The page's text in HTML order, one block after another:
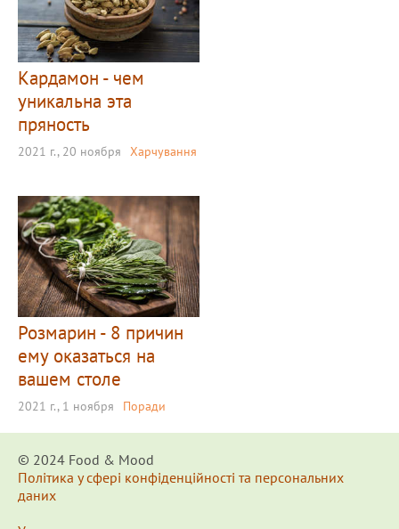
Кардамон - чем
уникальна эта
пряность
2021 г., 20 ноября Харчування
Розмарин - 8 причин
ему оказаться на
вашем столе
2021 г., 1 ноября Поради
© 2024 Food & Мood
Політика у сфері конфіденційності та персональних
даних